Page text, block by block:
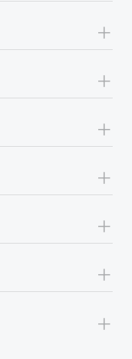
+
+
+
+
+
+
+